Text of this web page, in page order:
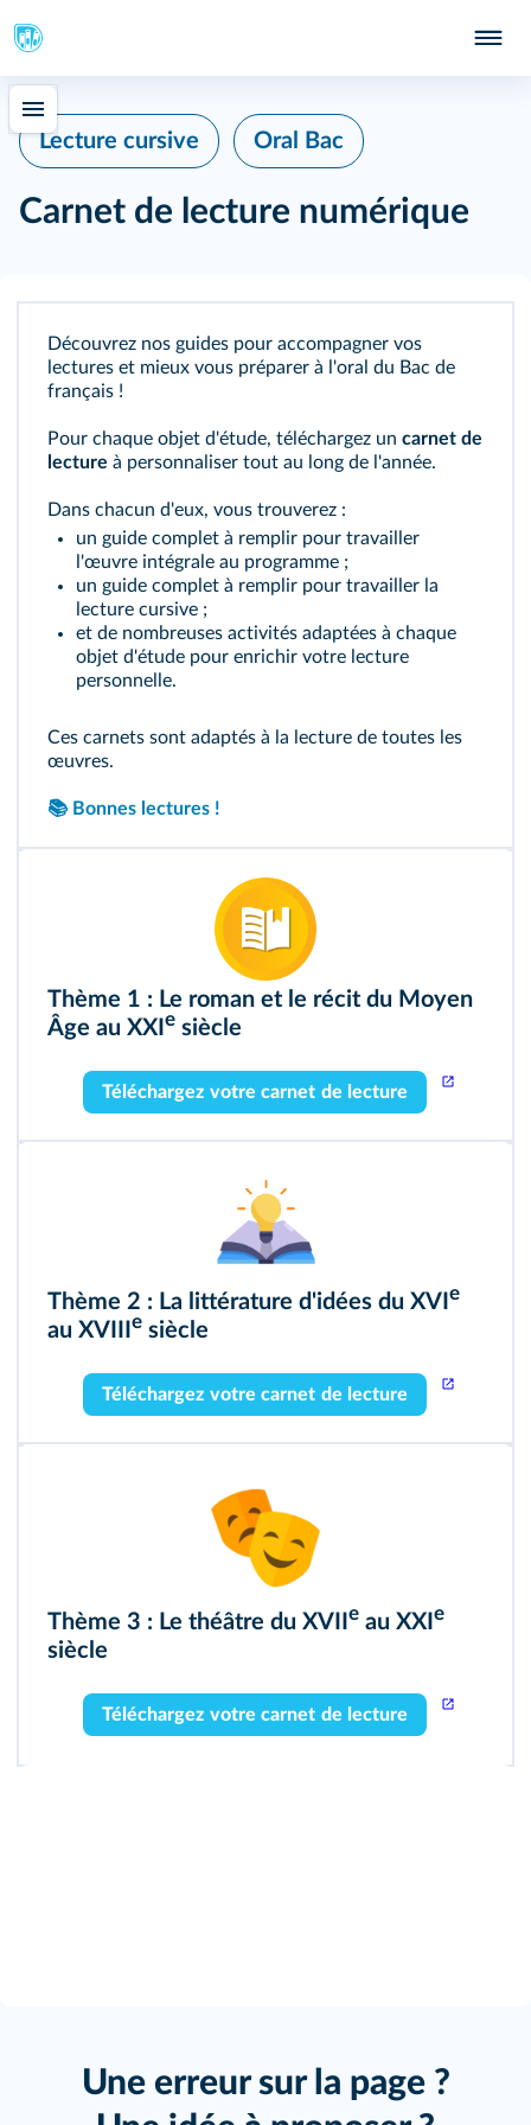
Lecture cursive Oral Bac
Carnet de lecture numérique
Découvrez nos guides pour accompagner vos
lectures et mieux vous préparer à l'oral du Bac de
français !
Pour chaque objet d'étude, téléchargez un carnet de
lecture à personnaliser tout au long de l'année.
Dans chacun d'eux, vous trouverez :
un guide complet à remplir pour travailler
l'œuvre intégrale au programme ;
un guide complet à remplir pour travailler la
lecture cursive ;
et de nombreuses activités adaptées à chaque
objet d'étude pour enrichir votre lecture
personnelle.
Ces carnets sont adaptés à la lecture de toutes les
œuvres.
📚 Bonnes lectures !
Thème 1 : Le roman et le récit du Moyen
Âge au XXI e siècle
Téléchargez votre carnet de lecture
Thème 2 : La littérature d'idées du XVI e
au XVIII e siècle
Téléchargez votre carnet de lecture
Thème 3 : Le théâtre du XVII e au XXI e
siècle
Téléchargez votre carnet de lecture
Une erreur sur la page ?